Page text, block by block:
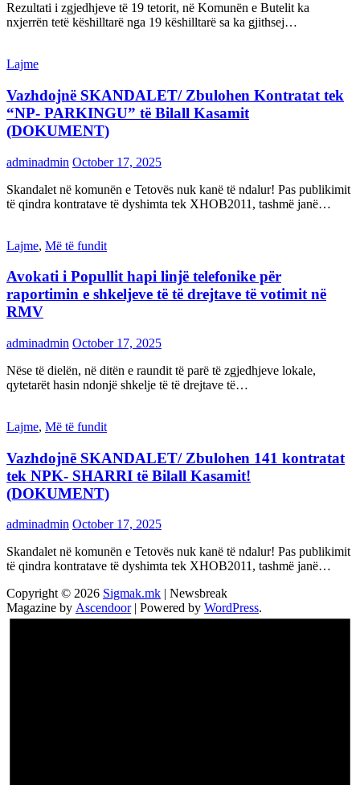
Rezultati i zgjedhjeve të 19 tetorit, në Komunën e Butelit ka
nxjerrën tetë këshilltarë nga 19 këshilltarë sa ka gjithsej…
Lajme
Vazhdojnë SKANDALET/ Zbulohen Kontratat tek
“NP- PARKINGU” të Bilall Kasamit
(DOKUMENT)
adminadmin October 17, 2025
Skandalet në komunën e Tetovës nuk kanë të ndalur! Pas publikimit
të qindra kontratave të dyshimta tek XHOB2011, tashmë janë…
Lajme, Më të fundit
Avokati i Popullit hapi linjë telefonike për
raportimin e shkeljeve të të drejtave të votimit në
RMV
adminadmin October 17, 2025
Nëse të dielën, në ditën e raundit të parë të zgjedhjeve lokale,
qytetarët hasin ndonjë shkelje të të drejtave të…
Lajme, Më të fundit
Vazhdojnē SKANDALET/ Zbulohen 141 kontratat
tek NPK- SHARRI të Bilall Kasamit!
(DOKUMENT)
adminadmin October 17, 2025
Skandalet në komunën e Tetovës nuk kanë të ndalur! Pas publikimit
të qindra kontratave të dyshimta tek XHOB2011, tashmë janë…
Copyright © 2026 Sigmak.mk | Newsbreak
Magazine by Ascendoor| Powered by WordPress.